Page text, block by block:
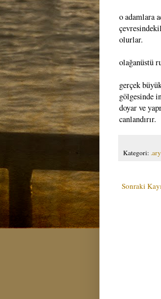
o adamlara
olurlar.
olağanüstü
gerçek
gölgesinde
doyar ve
canlandırır.
Kategori:
Sonraki